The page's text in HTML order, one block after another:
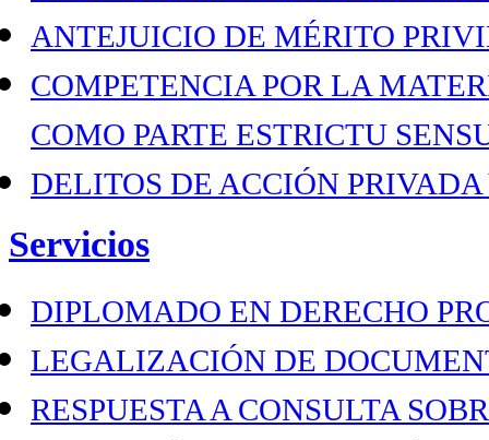
ANTEJUICIO DE MÉRITO
COMPETENCIA POR LA
COMO PARTE ESTRICTU
DELITOS DE ACCIÓN
Servicios
DIPLOMADO EN DERECHO
LEGALIZACIÓN DE
RESPUESTA A CONSULTA